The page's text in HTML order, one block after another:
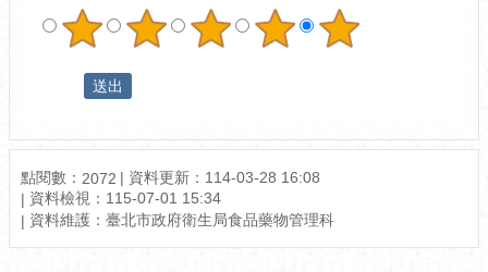
點閱數： 2072
資料更新：114-03-28 16:08
資料檢視：115-07-01 15:34
資料維護：臺北市政府衛生局食品藥物管理科